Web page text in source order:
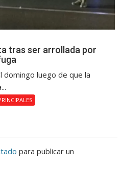
tras ser arrollada por
domingo luego de que la
para publicar un